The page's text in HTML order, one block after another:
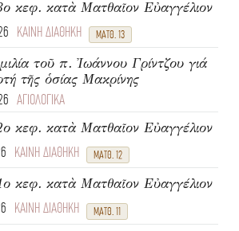
κεφ. κατὰ Ματθαῖον Εὐαγγέλιον
ΚΑΙΝΗ ΔΙΑΘΗΚΗ ΜΑΤΘ. 13
τοῦ π. Ἰωάννου Γρίντζου γιά
τῆς ὁσίας Μακρίνης
ΑΓΙΟΛΟΓΙΚΑ
κεφ. κατὰ Ματθαῖον Εὐαγγέλιον
ΚΑΙΝΗ ΔΙΑΘΗΚΗ ΜΑΤΘ. 12
κεφ. κατὰ Ματθαῖον Εὐαγγέλιον
ΚΑΙΝΗ ΔΙΑΘΗΚΗ ΜΑΤΘ. 11